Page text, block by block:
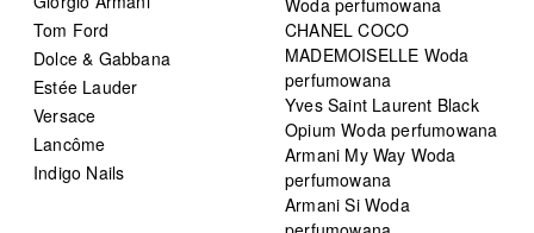
Tom Ford
Dolce & Gabbana
Estée Lauder
Versace
Lancôme
Indigo Nails
CHANEL COCO
MADEMOISELLE Woda
perfumowana
Yves Saint Laurent Black
Opium Woda perfumowana
Armani My Way Woda
perfumowana
Armani Si Woda